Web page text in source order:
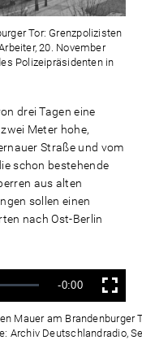
Tor: Grenzpolizisten
20. November
Polizeipräsidenten in
drei Tagen eine
Meter hohe,
Straße und vom
schon bestehende
aus alten
sollen einen
nach Ost-Berlin
Verbleibende
Zeit
-0:00 Vollbild
Mauer am Brandenburger
Archiv Deutschlandradio,